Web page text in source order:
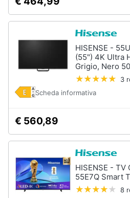
Libri,
e
Promozioni
Servizi
Assistenza
clienti
HISENSE -
(55") 4K Ultra
Grigio, Nero
3
Scheda informativa
€ 560,89
HISENSE - TV
55E7Q Smart
8